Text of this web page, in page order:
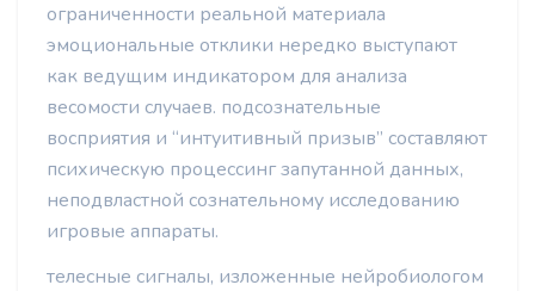
ограниченности реальной материала
эмоциональные отклики нередко выступают
как ведущим индикатором для анализа
весомости случаев. подсознательные
восприятия и “интуитивный призыв” составляют
психическую процессинг запутанной данных,
неподвластной сознательному исследованию
игровые аппараты.
телесные сигналы, изложенные нейробиологом